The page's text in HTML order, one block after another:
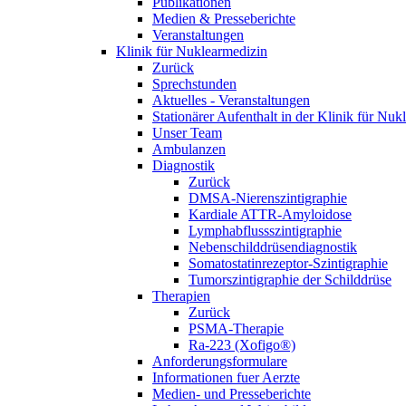
Medien & Presseberichte
Veranstaltungen
Klinik für Nuklearmedizin
Zurück
Sprechstunden
Aktuelles - Veranstaltungen
Stationärer Aufenthalt in der Klinik für
Unser Team
Ambulanzen
Diagnostik
Zurück
DMSA-Nierenszintigraphie
Kardiale ATTR-Amyloidose
Lymphabflussszintigraphie
Nebenschilddrüsendiagnostik
Somatostatinrezeptor-Szintigraphie
Tumorszintigraphie der Schilddrüse
Therapien
Zurück
PSMA-Therapie
Ra-223 (Xofigo®)
Anforderungsformulare
Informationen fuer Aerzte
Medien- und Presseberichte